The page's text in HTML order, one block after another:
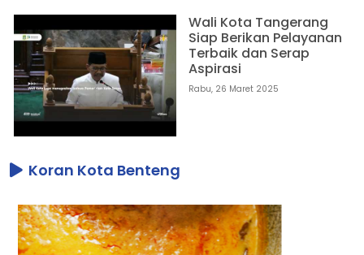
Wali Kota Tangerang
Siap Berikan Pelayanan
Terbaik dan Serap
Aspirasi
Rabu, 26 Maret 2025
Koran Kota Benteng